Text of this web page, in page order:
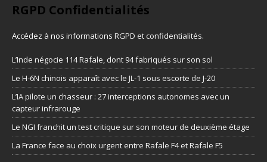
RGPD Confidentialités
Accédez à nos informations RGPD et confidentialités.
L’Inde négocie 114 Rafale, dont 94 fabriqués sur son sol
Le H-6N chinois apparaît avec le JL-1 sous escorte de J-20
L’IA pilote un chasseur : 27 interceptions autonomes avec un
capteur infrarouge
Le NGI franchit un test critique sur son moteur de deuxième étage
La France face au choix urgent entre Rafale F4 et Rafale F5